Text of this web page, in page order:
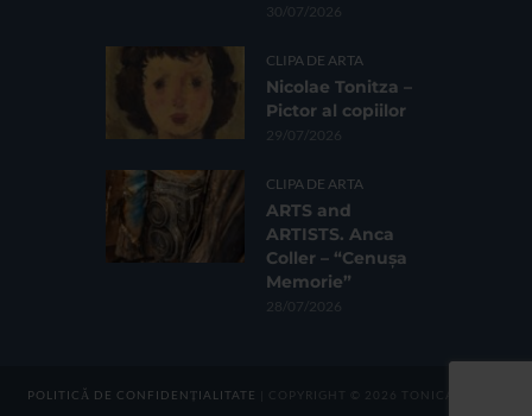
30/07/2026
CLIPA DE ARTA
Nicolae Tonitza –
Pictor al copiilor
29/07/2026
CLIPA DE ARTA
ARTS and
ARTISTS. Anca
Coller – “Cenușa
Memorie”
28/07/2026
POLITICĂ DE CONFIDENȚIALITATE | COPYRIGHT © 2026 TONICA GROUP